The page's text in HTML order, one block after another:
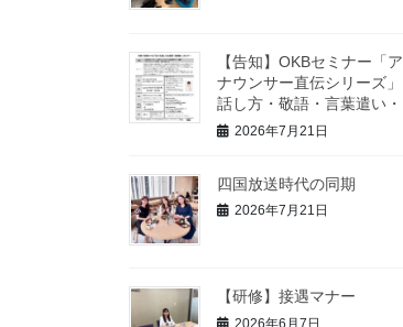
【告知】OKBセミナー「ア
ナウンサー直伝シリーズ」
話し方・敬語・言葉遣い・
2026年7月21日
四国放送時代の同期
2026年7月21日
【研修】接遇マナー
2026年6月7日